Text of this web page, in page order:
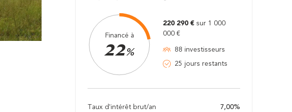
Financé à
22%
220 290 € sur 1 000
000 €
88 investisseurs
25 jours restants
Taux d'intérêt brut/an 7,00%